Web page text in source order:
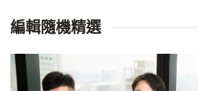
編輯隨機精選